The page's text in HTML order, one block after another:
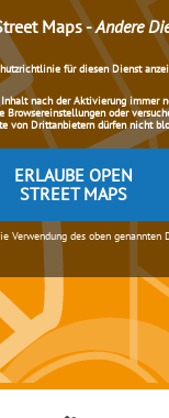
Maps-Andere
für diesen Dienst
nach der Aktivierung immer
Browsereinstellungen oder
von Drittanbietern dürfen nicht
ERLAUBE OPEN
STREET MAPS
Verwendung des oben genannten